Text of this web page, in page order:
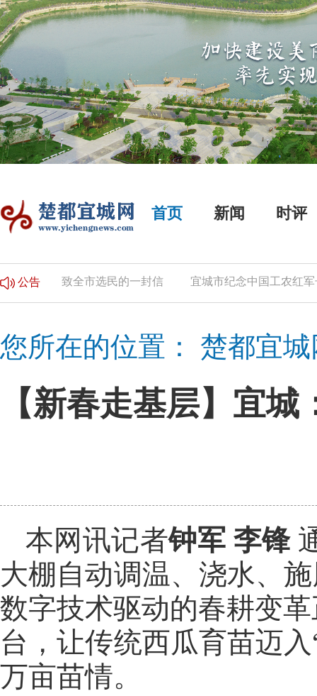
首页 新闻 时评
公告
告 致全市选民的一封信 宜城市纪念中国工农红军
您所在的位置： 楚都宜城
【新春走基层】宜
本网讯记者钟军 李锋
大棚自动调温、浇水、
数字技术驱动的春耕变
台，让传统西瓜育苗迈
万亩苗情。